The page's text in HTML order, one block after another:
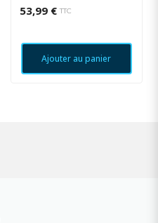
53,99 € TTC
Ajouter au panier